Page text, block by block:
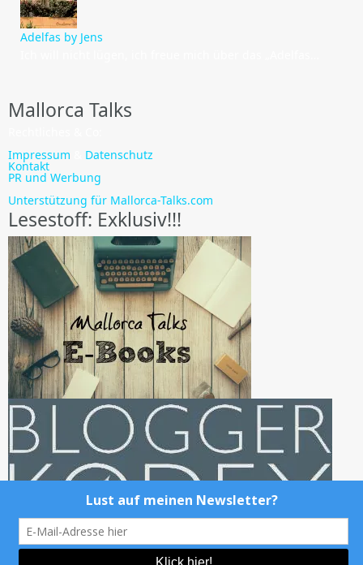
Adelfas by Jens
Mallorca Talks
Impressum
Datenschutz
Kontakt
PR und Werbung
Unterstützung für Mallorca-Talks.com
Lesestoff: Exklusiv!!!
@Mallorca-Talks.com 2014-2017. Powered by Wordpress.